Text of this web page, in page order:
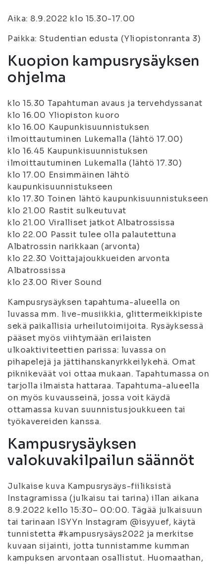
Aika: 8.9.2022 klo 15.30-17.00
Paikka: Studentian edusta (Yliopistonranta 3)
Kuopion kampusrysäyksen
ohjelma
klo 15.30 Tapahtuman avaus ja tervehdyssanat
klo 16.00 Yliopiston kuoro
klo 16.00 Kaupunkisuunnistuksen
ilmoittautuminen Lukemalla (lähtö 17.00)
klo 16.45 Kaupunkisuunnistuksen
ilmoittautuminen Lukemalla (lähtö 17.30)
klo 17.00 Ensimmäinen lähtö
kaupunkisuunnistukseen
klo 17.30 Toinen lähtö kaupunkisuunnistukseen
klo 21.00 Rastit sulkeutuvat
klo 21.00 Viralliset jatkot Albatrossissa
klo 22.00 Passit tulee olla palautettuna
Albatrossin narikkaan (arvonta)
klo 22.30 Voittajajoukkueiden arvonta
Albatrossissa
klo 23.00 River Sound
Kampusrysäyksen tapahtuma-alueella on
luvassa mm. live-musiikkia, glittermeikkipiste
sekä paikallisia urheilutoimijoita. Rysäyksessä
pääset myös viihtymään erilaisten
ulkoaktiviteettien parissa: luvassa on
pihapelejä ja jättihanskanyrkkeilykehä. Omat
piknikeväät voi ottaa mukaan. Tapahtumassa on
tarjolla ilmaista hattaraa. Tapahtuma-alueella
on myös kuvausseinä, jossa voit käydä
ottamassa kuvan suunnistusjoukkueen tai
työkavereiden kanssa.
Kampusrysäyksen
valokuvakilpailun säännöt
Julkaise kuva Kampusrysäys-fiiliksistä
Instagramissa (julkaisu tai tarina) illan aikana
8.9.2022 kello 15:30– 00:00. Tägää julkaisuun
tai tarinaan ISYYn Instagram @isyyuef, käytä
tunnistetta #kampusrysäys2022 ja merkitse
kuvaan sijainti, jotta tunnistamme kumman
kampuksen arvontaan osallistut. Huomaathan,